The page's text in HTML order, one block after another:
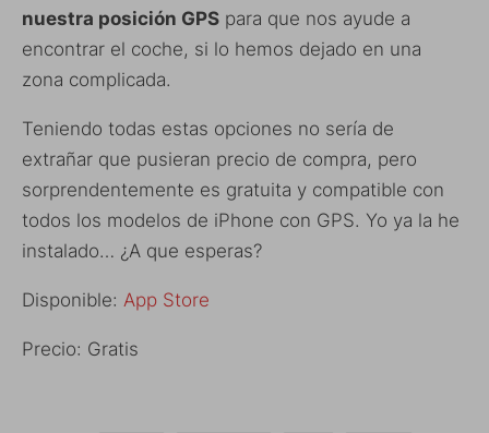
nuestra posición GPS para que nos ayude a
encontrar el coche, si lo hemos dejado en una
zona complicada.
Teniendo todas estas opciones no sería de
extrañar que pusieran precio de compra, pero
sorprendentemente es gratuita y compatible con
todos los modelos de iPhone con GPS. Yo ya la he
instalado… ¿A que esperas?
Disponible: App Store
Precio: Gratis